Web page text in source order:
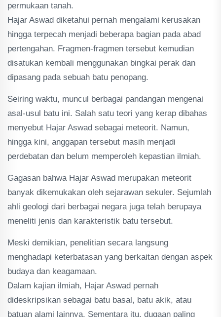
permukaan tanah.
Hajar Aswad diketahui pernah mengalami kerusakan
hingga terpecah menjadi beberapa bagian pada abad
pertengahan. Fragmen-fragmen tersebut kemudian
disatukan kembali menggunakan bingkai perak dan
dipasang pada sebuah batu penopang.
Seiring waktu, muncul berbagai pandangan mengenai
asal-usul batu ini. Salah satu teori yang kerap dibahas
menyebut Hajar Aswad sebagai meteorit. Namun,
hingga kini, anggapan tersebut masih menjadi
perdebatan dan belum memperoleh kepastian ilmiah.
Gagasan bahwa Hajar Aswad merupakan meteorit
banyak dikemukakan oleh sejarawan sekuler. Sejumlah
ahli geologi dari berbagai negara juga telah berupaya
meneliti jenis dan karakteristik batu tersebut.
Meski demikian, penelitian secara langsung
menghadapi keterbatasan yang berkaitan dengan aspek
budaya dan keagamaan.
Dalam kajian ilmiah, Hajar Aswad pernah
dideskripsikan sebagai batu basal, batu akik, atau
batuan alami lainnya. Sementara itu, dugaan paling